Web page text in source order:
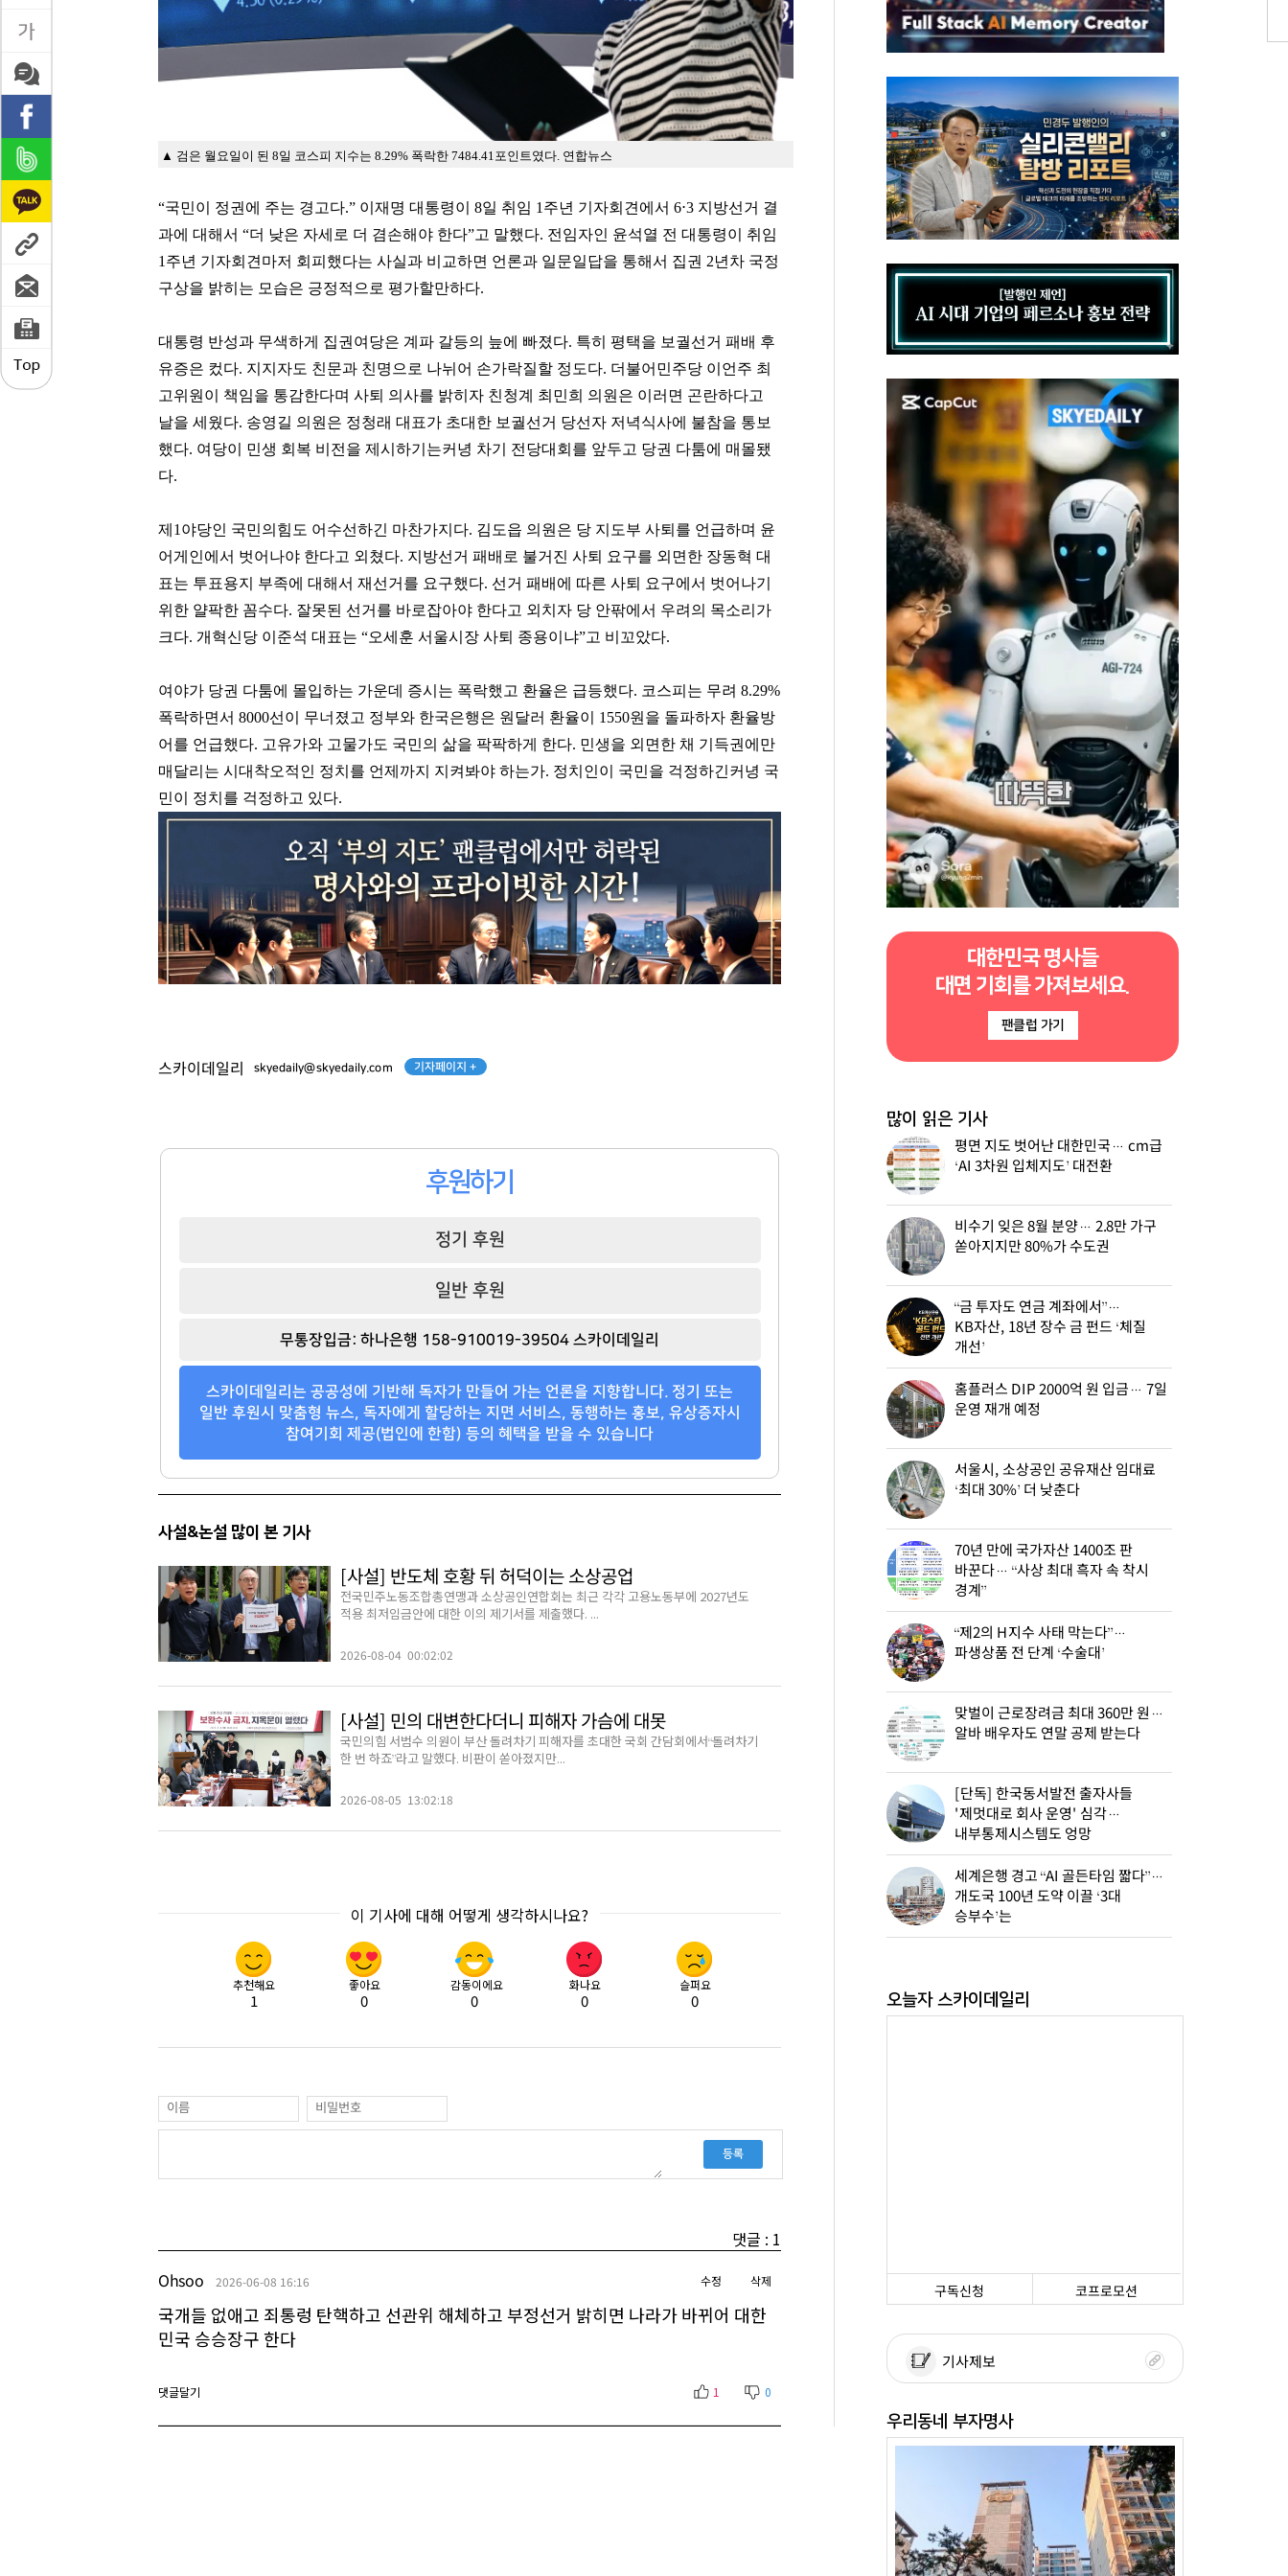
▲ 검은 월요일이 된 8일 코스피 지수는 8.29% 폭락한 7484.41포인트였다. 연합뉴스
“국민이 정권에 주는 경고다.” 이재명 대통령이 8일 취임 1주년 기자회견에서 6⋅3 지방선거 결
과에 대해서 “더 낮은 자세로 더 겸손해야 한다”고 말했다. 전임자인 윤석열 전 대통령이 취임
1주년 기자회견마저 회피했다는 사실과 비교하면 언론과 일문일답을 통해서 집권 2년차 국정
구상을 밝히는 모습은 긍정적으로 평가할만하다.
대통령 반성과 무색하게 집권여당은 계파 갈등의 늪에 빠졌다. 특히 평택을 보궐선거 패배 후
유증은 컸다. 지지자도 친문과 친명으로 나뉘어 손가락질할 정도다. 더불어민주당 이언주 최
고위원이 책임을 통감한다며 사퇴 의사를 밝히자 친청계 최민희 의원은 이러면 곤란하다고
날을 세웠다. 송영길 의원은 정청래 대표가 초대한 보궐선거 당선자 저녁식사에 불참을 통보
했다. 여당이 민생 회복 비전을 제시하기는커녕 차기 전당대회를 앞두고 당권 다툼에 매몰됐
다.
제1야당인 국민의힘도 어수선하긴 마찬가지다. 김도읍 의원은 당 지도부 사퇴를 언급하며 윤
어게인에서 벗어나야 한다고 외쳤다. 지방선거 패배로 불거진 사퇴 요구를 외면한 장동혁 대
표는 투표용지 부족에 대해서 재선거를 요구했다. 선거 패배에 따른 사퇴 요구에서 벗어나기
위한 얄팍한 꼼수다. 잘못된 선거를 바로잡아야 한다고 외치자 당 안팎에서 우려의 목소리가
크다. 개혁신당 이준석 대표는 “오세훈 서울시장 사퇴 종용이냐”고 비꼬았다.
여야가 당권 다툼에 몰입하는 가운데 증시는 폭락했고 환율은 급등했다. 코스피는 무려 8.29%
폭락하면서 8000선이 무너졌고 정부와 한국은행은 원달러 환율이 1550원을 돌파하자 환율방
어를 언급했다. 고유가와 고물가도 국민의 삶을 팍팍하게 한다. 민생을 외면한 채 기득권에만
매달리는 시대착오적인 정치를 언제까지 지켜봐야 하는가. 정치인이 국민을 걱정하긴커녕 국
민이 정치를 걱정하고 있다.
단독주택
팬클럽 참여
NH농협은행
다가구주택 및 근린생활시설
팬클럽 참여
101
이환주
KB국민은행
은평뉴타운폭포동힐스테이트4-2단지
팬클럽 참여
83
사이몬
소피아도무스
팬클럽 참여
30
지엔에스주택전시관
팬클럽 참여
스카이데일리 skyedaily@skyedaily.com 기자페이지 +
후원하기
정기 후원
일반 후원
무통장입금: 하나은행 158-910019-39504 스카이데일리
스카이데일리는 공공성에 기반해 독자가 만들어 가는 언론을 지향합니다. 정기 또는
일반 후원시 맞춤형 뉴스, 독자에게 할당하는 지면 서비스, 동행하는 홍보, 유상증자시
참여기회 제공(법인에 한함) 등의 혜택을 받을 수 있습니다
사설&논설 많이 본 기사
[사설] 반도체 호황 뒤 허덕이는 소상공업
전국민주노동조합총연맹과 소상공인연합회는 최근 각각 고용노동부에 2027년도
적용 최저임금안에 대한 이의 제기서를 제출했다. ...
2026-08-04 00:02:02
[사설] 민의 대변한다더니 피해자 가슴에 대못
국민의힘 서범수 의원이 부산 돌려차기 피해자를 초대한 국회 간담회에서“돌려차기
한 번 하죠”라고 말했다. 비판이 쏟아졌지만...
2026-08-05 13:02:18
이 기사에 대해 어떻게 생각하시나요?
추천해요
1
좋아요
0
감동이에요
0
화나요
0
슬퍼요
0
등록
댓글 : 1
Ohsoo2026-06-08 16:16 수정 삭제
국개들 없애고 죄통렁 탄핵하고 선관위 해체하고 부정선거 밝히면 나라가 바뀌어 대한
민국 승승장구 한다
댓글달기 1 0
대한민국 명사들
대면 기회를 가져보세요.
팬클럽 가기
많이 읽은 기사
평면 지도 벗어난 대한민국… cm급
‘AI 3차원 입체지도’ 대전환
비수기 잊은 8월 분양… 2.8만 가구
쏟아지지만 80%가 수도권
“금 투자도 연금 계좌에서”…
KB자산, 18년 장수 금 펀드 ‘체질
개선’
홈플러스 DIP 2000억 원 입금… 7일
운영 재개 예정
서울시, 소상공인 공유재산 임대료
‘최대 30%’ 더 낮춘다
70년 만에 국가자산 1400조 판
바꾼다… “사상 최대 흑자 속 착시
경계”
“제2의 H지수 사태 막는다”…
파생상품 전 단계 ‘수술대’
맞벌이 근로장려금 최대 360만 원…
알바 배우자도 연말 공제 받는다
[단독] 한국동서발전 출자사들
'제멋대로 회사 운영' 심각…
내부통제시스템도 엉망
세계은행 경고 “AI 골든타임 짧다”…
개도국 100년 도약 이끌 ‘3대
승부수’는
오늘자 스카이데일리
구독신청 코프로모션
기사제보
우리동네 부자명사